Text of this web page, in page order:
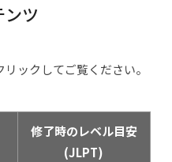
ツ
ックしてご覧ください。
修了時のレベル目安
(JLPT)